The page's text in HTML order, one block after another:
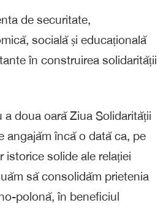
de securitate,
socială și educațională
în construirea solidarității
a doua oară Ziua Solidarității
angajăm încă o dată ca, pe
istorice solide ale relației
să consolidăm prietenia
polonă, în beneficiul